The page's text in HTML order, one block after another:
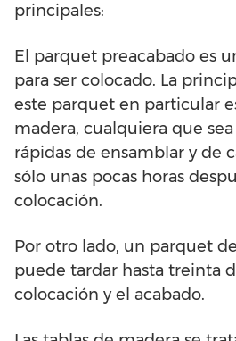
principales:
El parquet preacabado es
para ser colocado. La
este parquet en particular
madera, cualquiera que
rápidas de ensamblar y de
sólo unas pocas horas
colocación.
Por otro lado, un parquet
puede tardar hasta treinta
colocación y el acabado.